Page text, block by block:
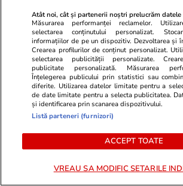
PARTENERI
Atât noi, cât și partenerii noștri prelucrăm
Măsurarea performanței reclamelor.
selectarea conținutului personalizat.
informațiilor de pe un dispozitiv. Dezvoltarea și
Crearea profilurilor de conținut personalizat.
selectarea publicității personalizate.
publicitate personalizată. Măsurarea
Înțelegerea publicului prin statistici sau
diferite. Utilizarea datelor limitate pentru a
de date limitate pentru a selecta publicitatea.
și identificarea prin scanarea dispozitivului.
Listă parteneri (furnizori)
ACCEPT TOATE
VREAU SA MODIFIC SETARILE